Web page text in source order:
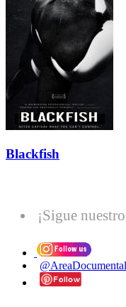
Blackfish
¡Sigue
@AreaDocumental